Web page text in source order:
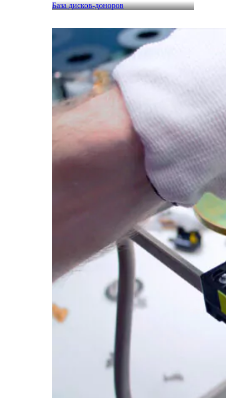
База дисков-доноров